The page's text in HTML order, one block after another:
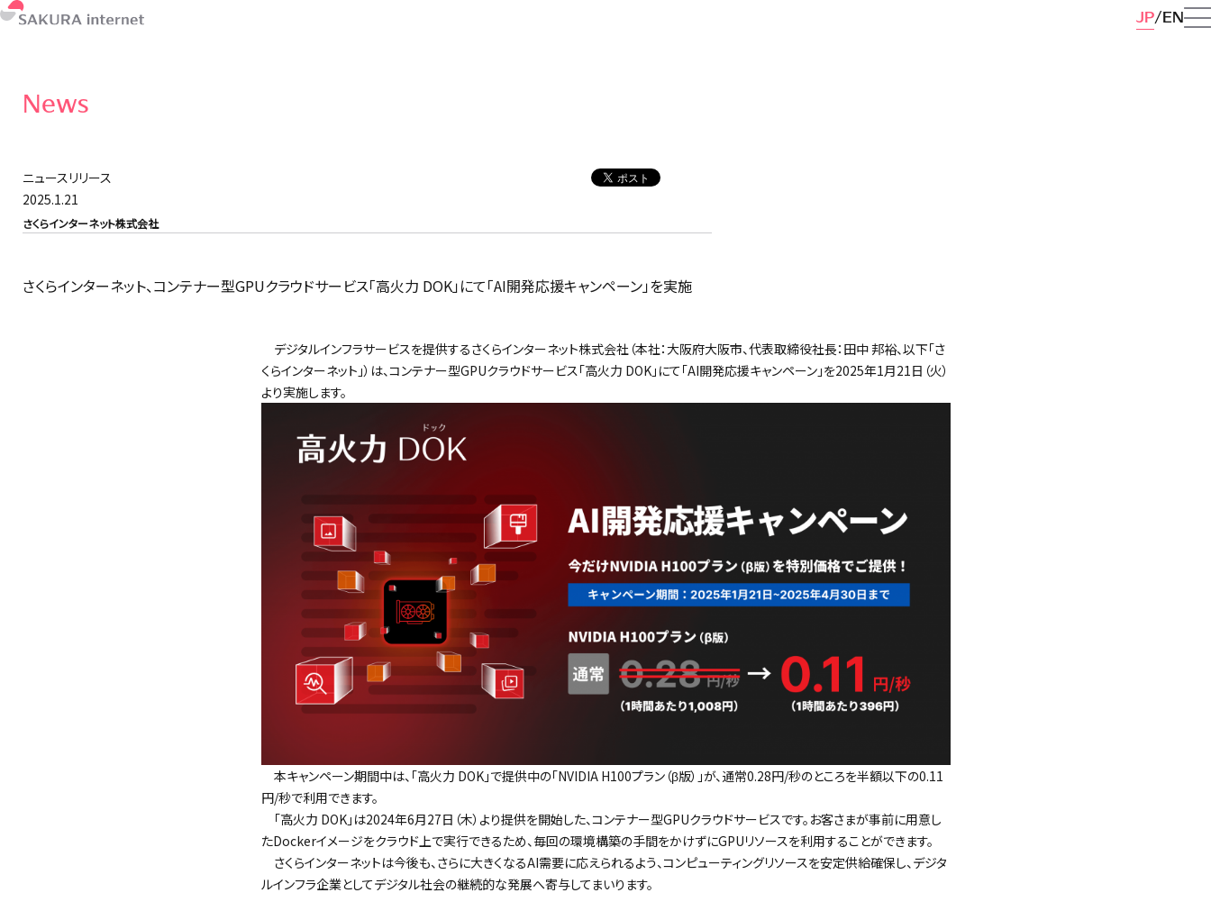
JP EN
News
ニュースリリース
2025.1.21
さくらインターネット株式会社
さくらインターネット、コンテナー型GPUクラウドサービス「高火力 DOK」にて「AI開発応援キャンペーン」を実施
デジタルインフラサービスを提供するさくらインターネット株式会社（本社：大阪府大阪市、代表取締役社長：田中 邦裕、以下「さ
くらインターネット」）は、コンテナー型GPUクラウドサービス「高火力 DOK」にて「AI開発応援キャンペーン」を2025年1月21日（火）
より実施します。
本キャンペーン期間中は、「高火力 DOK」で提供中の「NVIDIA H100プラン（β版）」が、通常0.28円/秒のところを半額以下の0.11
円/秒で利用できます。
「高火力 DOK」は2024年6月27日（木）より提供を開始した、コンテナー型GPUクラウドサービスです。お客さまが事前に用意し
たDockerイメージをクラウド上で実行できるため、毎回の環境構築の手間をかけずにGPUリソースを利用することができます。
さくらインターネットは今後も、さらに大きくなるAI需要に応えられるよう、コンピューティングリソースを安定供給確保し、デジタ
ルインフラ企業としてデジタル社会の継続的な発展へ寄与してまいります。